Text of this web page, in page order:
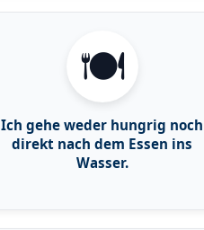
🍽️
Ich gehe weder hungrig noch
direkt nach dem Essen ins
Wasser.